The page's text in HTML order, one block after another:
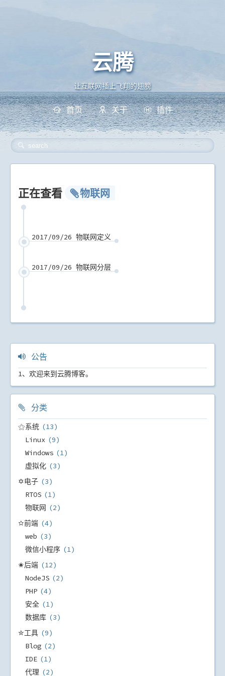
云腾
云腾
让互联网插上飞翔的翅膀
首页 关于 插件
正在查看 物联网
2017/09/26 物联网定义
2017/09/26 物联网分层
公告
1、欢迎来到云腾博客。
分类
⚝系统
13
Linux
9
Windows
1
虚拟化
3
✡电子
3
RTOS
1
物联网
2
✫前端
4
web
3
微信小程序
1
✬后端
12
NodeJS
2
PHP
4
安全
1
数据库
3
✮工具
9
Blog
2
IDE
1
代理
2